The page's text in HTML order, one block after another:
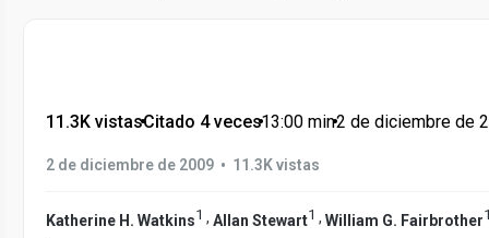
11.3K vistas•Citado 4 veces•13:00 min•2 de diciembre de
2 de diciembre de 2009 • 11.3K vistas
Katherine H. Watkins1 , Allan Stewart1 , William G. Fairbrother